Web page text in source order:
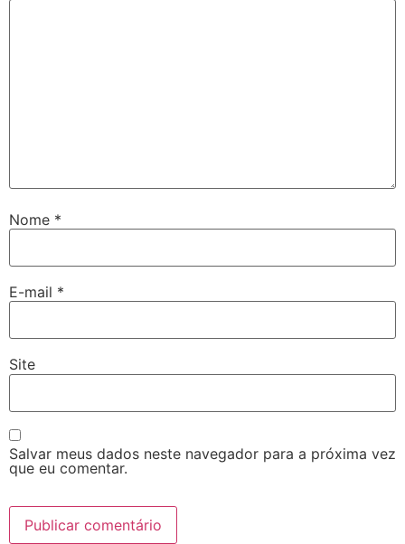
Nome *
E-mail *
Site
Salvar meus dados neste navegador para a próxima vez
que eu comentar.